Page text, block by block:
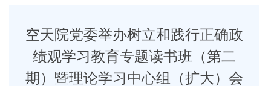
空天院党委举办树立和践行正确政
绩观学习教育专题读书班（第二
期）暨理论学习中心组（扩大）会